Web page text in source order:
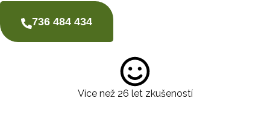
736 484 434
Více než 26 let zkušeností